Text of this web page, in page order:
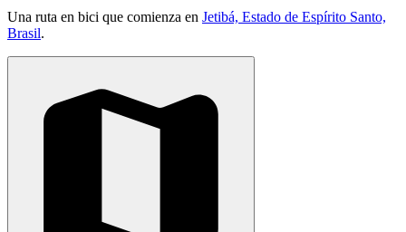
Una ruta en bici que comienza en Jetibá, Estado de Espírito Santo,
Brasil.